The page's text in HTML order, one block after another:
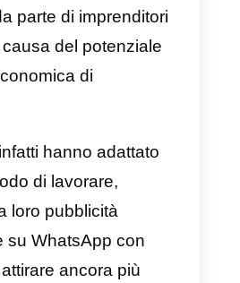
Sappiamo che è
popolare tra gli
noi, aprire
Questo ovviamente
attirare moltissima
da parte di